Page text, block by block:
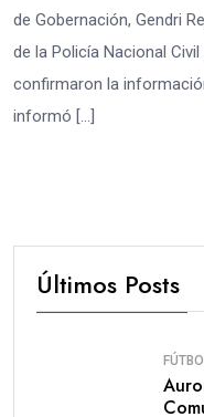
de Gobernación, Gendri
de la Policía Nacional
confirmaron la
informó […]
Últimos Posts